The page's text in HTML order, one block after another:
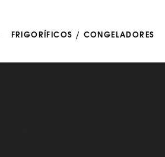
FRIGORÍFICOS / CONGELADORES